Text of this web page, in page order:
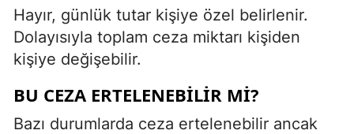
Hayır, günlük tutar kişiye özel belirlenir.
Dolayısıyla toplam ceza miktarı kişiden
kişiye değişebilir.
BU CEZA ERTELENEBILIR MI?
Bazı durumlarda ceza ertelenebilir ancak